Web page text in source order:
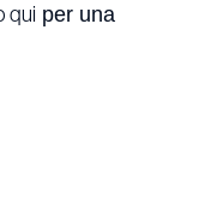
qui per una